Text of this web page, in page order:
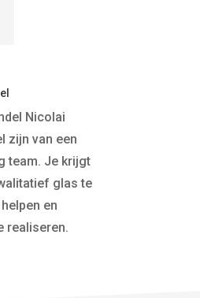
Nicolai
zijn van een
team. Je krijgt
glas te
en
realiseren.